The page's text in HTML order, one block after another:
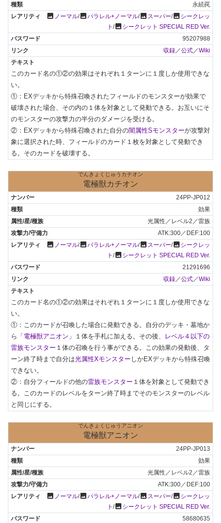
永続罠
photo ノーマル/photoパラレル+ノーマル/photo スーパー/photo シークレッ
ト /photo シークレット SPECIAL RED Ver.
95207988
収録 ／公式 ／Wiki
このカード名の①②の効果はそれぞれ１ターンに１度しか使用できな
い。
①：EXデッキから特殊召喚されたフィールドのモンスターが効果で
破壊された場合、その内の１体を対象として発動できる。お互いにそ
のモンスターの攻撃力の半分のダメージを受ける。
②：EXデッキから特殊召喚された自分の闇属性Sモンスターが攻撃対
象に選択された時、フィールドのカード１枚を対象として発動でき
る。そのカードを破壊する。
でんきょくじゅうカチオン
電極獣カチオン
24PP-JP012
効果
光属性／レベル2／雷族
ATK:300／DEF:100
photo ノーマル/photoパラレル+ノーマル/photo スーパー/photo シークレッ
ト /photo シークレット SPECIAL RED Ver.
21291696
収録／公式／Wiki
このカード名の①②の効果はそれぞれ１ターンに１度しか使用できな
い。
①：このカードが召喚した場合に発動できる。自分のデッキ・墓地か
ら「 電極獣アニオン 」１体を手札に加える。その後、
レベル４以下の
雷族モンスター １体の召喚を行う事ができる。この効果の発動後、タ
ーン終了時まで自分は光属性Xモンスター しかEXデッキから特殊召喚
できない。
②：自分フィールドの他の雷族モンスター １体を対象として発動でき
る。このカードのレベルをターン終了時までそのモンスターのレベル
と同じにする。
でんきょくじゅうアニオン
電極獣アニオン
24PP-JP013
効果
光属性／レベル2／雷族
ATK:300／DEF:100
photo ノーマル/photoパラレル+ノーマル/photo スーパー/photo シークレッ
ト /photo シークレット SPECIAL RED Ver.
58680635